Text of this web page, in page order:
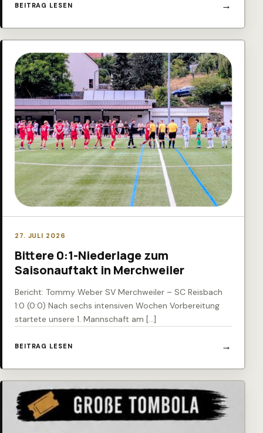
BEITRAG LESEN
27. JULI 2026
Bittere 0:1-Niederlage zum
Saisonauftakt in Merchweiler
Bericht: Tommy Weber SV Merchweiler – SC Reisbach
1:0 (0:0) Nach sechs intensiven Wochen Vorbereitung
startete unsere 1. Mannschaft am […]
BEITRAG LESEN